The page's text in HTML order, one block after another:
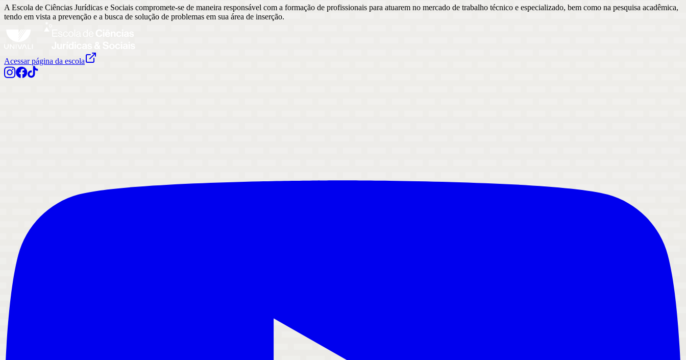
A Escola de Ciências Jurídicas e Sociais compromete-se de maneira responsável com a formação de profissionais para atuarem no mercado de trabalho técnico e especializado, bem como na pesquisa acadêmica,
tendo em vista a prevenção e a busca de solução de problemas em sua área de inserção.
Acessar página da escola